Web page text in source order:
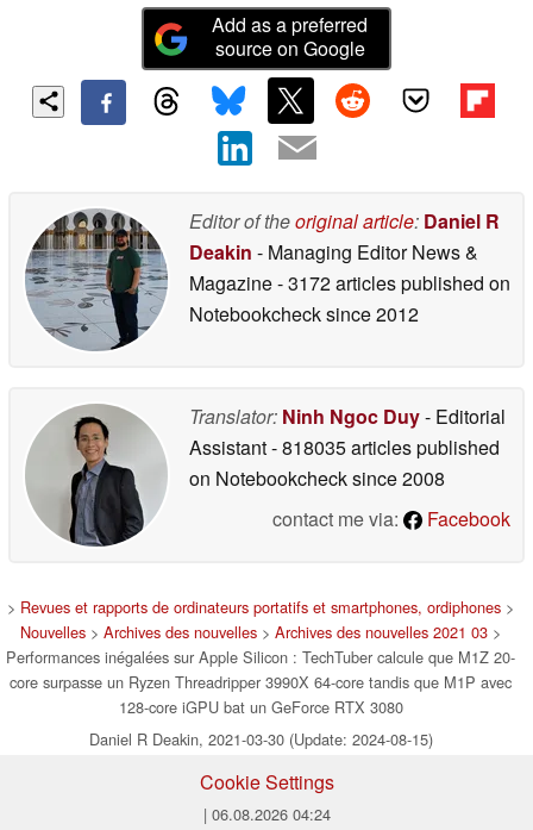
Add as a preferred
source on Google
Editor of theoriginal article: Daniel R
Deakin - Managing Editor News &
Magazine- 3172 articles published on
Notebookchecksince 2012
Translator: Ninh Ngoc Duy- Editorial
Assistant- 818035 articles published
on Notebookchecksince 2008
contact me via:
Facebook
> Revues et rapports de ordinateurs portatifs et smartphones, ordiphones >
Nouvelles > Archives des nouvelles > Archives des nouvelles 2021 03 >
Performances inégalées sur Apple Silicon : TechTuber calcule que M1Z 20-
core surpasse un Ryzen Threadripper 3990X 64-core tandis que M1P avec
128-core iGPU bat un GeForce RTX 3080
Daniel R Deakin, 2021-03-30 (Update: 2024-08-15)
Cookie Settings
| 06.08.2026 04:24